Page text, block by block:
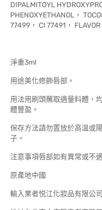
DIPALMITOYL
PHENOXYETHANOL，
77499， CI 77491， FLAVOR
淨重3ml
用途美化修飾唇部。
用法用刷頭蘸取適量料體，
體豐盈。
保存方法請勿置放於高溫或
子。
注意事項唇部如有異常或不
原產地中國
輸入業者悦江化妝品有限公司